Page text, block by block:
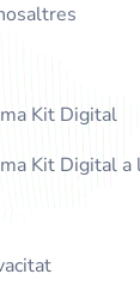
Kit Digital
Kit Digital a